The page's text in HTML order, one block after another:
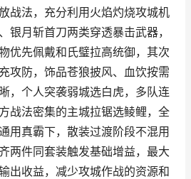
战法，充分利用火焰灼烧攻城机
银月斩首刀两类穿透暴击武器，
优先佩戴和氏璧拉高统御，其次
攻防，饰品苍狼披风、血饮按需
，个人突袭弱城选白虎，多队连
战法密集的主城拉锯选鲮鲤，全
用真霸下，散装过渡阶段不混用
两件同套装触发基础增益，最大
出收益，减少攻城作战的资源和